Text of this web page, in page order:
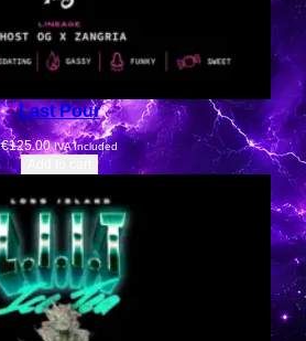
Last Pour
€125.00 IVA Included